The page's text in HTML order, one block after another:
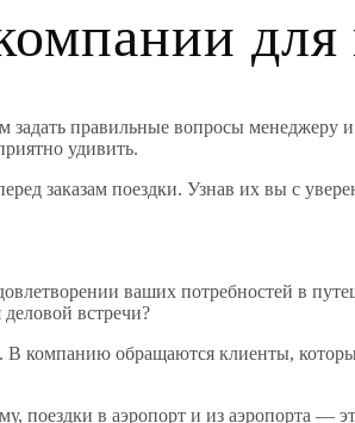
для
правильные вопросы менеджеру
удивить.
заказам поездки. Узнав их вы с
ваших потребностей в
встречи?
. В компанию обращаются клиенты,
поездки в аэропорт и из аэропорта —